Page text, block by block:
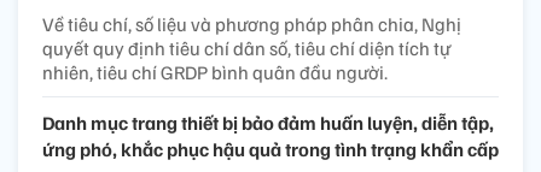
Về tiêu chí, số liệu và phương pháp phân chia, Nghị
quyết quy định tiêu chí dân số, tiêu chí diện tích tự
nhiên, tiêu chí GRDP bình quân đầu người.
Danh mục trang thiết bị bảo đảm huấn luyện, diễn tập,
ứng phó, khắc phục hậu quả trong tình trạng khẩn cấp